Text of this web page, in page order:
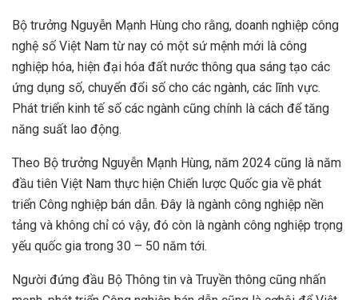
Bộ trưởng Nguyễn Mạnh Hùng cho rằng, doanh nghiệp công
nghệ số Việt Nam từ nay có một sứ mệnh mới là công
nghiệp hóa, hiện đại hóa đất nước thông qua sáng tạo các
ứng dụng số, chuyển đổi số cho các ngành, các lĩnh vực.
Phát triển kinh tế số các ngành cũng chính là cách để tăng
năng suất lao động.
Theo Bộ trưởng Nguyễn Mạnh Hùng, năm 2024 cũng là năm
đầu tiên Việt Nam thực hiện Chiến lược Quốc gia về phát
triển Công nghiệp bán dẫn. Đây là ngành công nghiệp nền
tảng và không chỉ có vậy, đó còn là ngành công nghiệp trọng
yếu quốc gia trong 30 – 50 năm tới.
Người đứng đầu Bộ Thông tin và Truyền thông cũng nhấn